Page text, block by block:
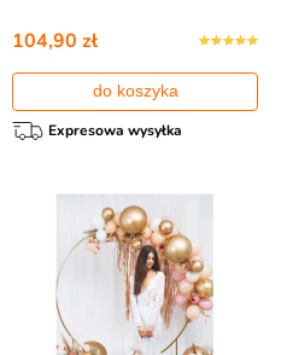
104,90 zł
do koszyka
Expresowa wysyłka